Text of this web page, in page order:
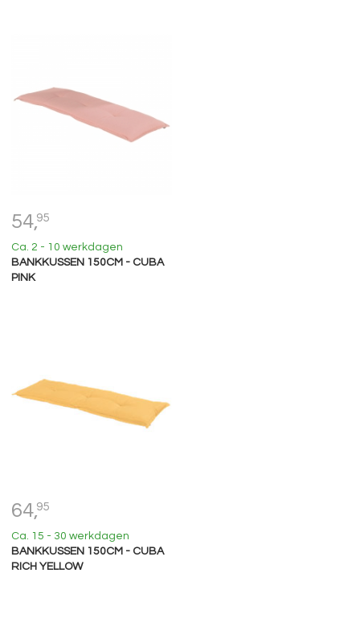
54,95
Ca. 2 - 10 werkdagen
BANKKUSSEN 150CM - CUBA
PINK
64,95
Ca. 15 - 30 werkdagen
BANKKUSSEN 150CM - CUBA
RICH YELLOW